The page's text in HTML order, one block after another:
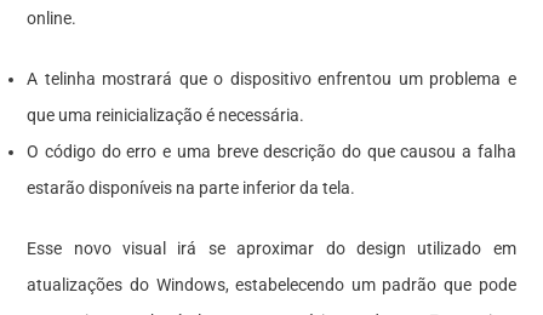
online.
A telinha mostrará que o dispositivo enfrentou um problema e
que uma reinicialização é necessária.
O código do erro e uma breve descrição do que causou a falha
estarão disponíveis na parte inferior da tela.
Esse novo visual irá se aproximar do design utilizado em
atualizações do Windows, estabelecendo um padrão que pode